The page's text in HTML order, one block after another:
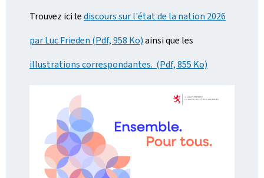
Trouvez ici lediscours sur l'état de la nation 2026
par Luc Frieden (Pdf, 958 Ko)ainsi que les
illustrations correspondantes. (Pdf, 855 Ko)